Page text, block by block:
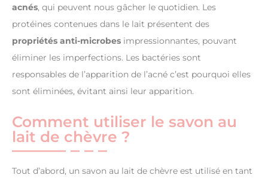
acnés, qui peuvent nous gâcher le quotidien. Les
protéines contenues dans le lait présentent des
propriétés anti-microbes impressionnantes, pouvant
éliminer les imperfections. Les bactéries sont
responsables de l’apparition de l’acné c’est pourquoi elles
sont éliminées, évitant ainsi leur apparition.
Comment utiliser le savon au
lait de chèvre ?
Tout d’abord, un savon au lait de chèvre est utilisé en tant